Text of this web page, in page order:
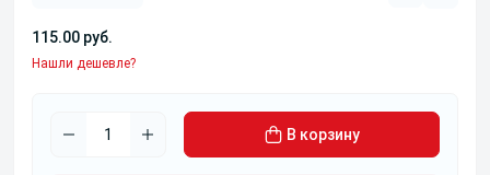
115.00 руб.
Нашли дешевле?
В корзину